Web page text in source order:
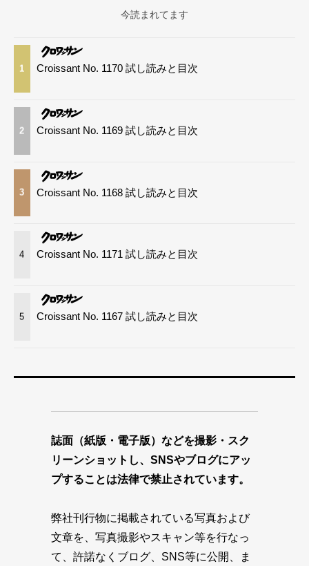
今読まれてます
1 Croissant No. 1170 試し読みと目次
2 Croissant No. 1169 試し読みと目次
3 Croissant No. 1168 試し読みと目次
4 Croissant No. 1171 試し読みと目次
5 Croissant No. 1167 試し読みと目次
誌面（紙版・電子版）などを撮影・スク
リーンショットし、SNSやブログにアッ
プすることは法律で禁止されています。
弊社刊行物に掲載されている写真および
文章を、写真撮影やスキャン等を行なっ
て、許諾なくブログ、SNS等に公開、ま